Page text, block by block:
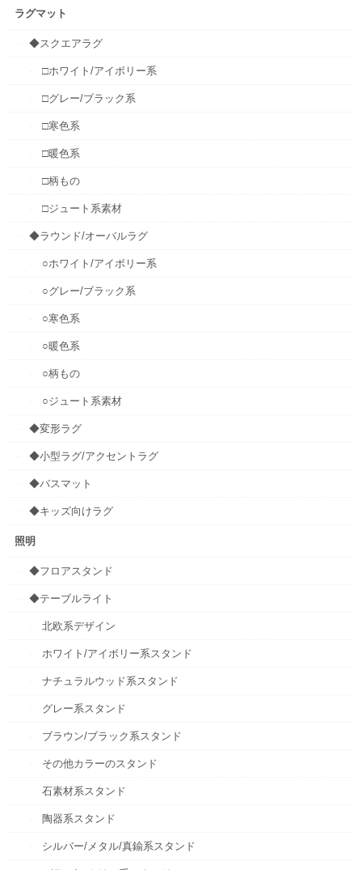
ラグマット
◆スクエアラグ
□ホワイト/アイボリー系
□グレー/ブラック系
□寒色系
□暖色系
□柄もの
□ジュート系素材
◆ラウンド/オーバルラグ
○ホワイト/アイボリー系
○グレー/ブラック系
○寒色系
○暖色系
○柄もの
○ジュート系素材
◆変形ラグ
◆小型ラグ/アクセントラグ
◆バスマット
◆キッズ向けラグ
照明
◆フロアスタンド
◆テーブルライト
北欧系デザイン
ホワイト/アイボリー系スタンド
ナチュラルウッド系スタンド
グレー系スタンド
ブラウン/ブラック系スタンド
その他カラーのスタンド
石素材系スタンド
陶器系スタンド
シルバー/メタル/真鍮系スタンド